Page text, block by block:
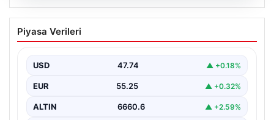
06.08.2026
MASAK’tan Ahbap Derneği raporu.
Hangi ünlü ne kadar bağış yaptı?
Bağışları ve Paranın Akibeti", "content": "Son dönemde
kamuoyunun…
Piyasa Verileri
USD 47.74 ▲ +0.18%
EUR 55.25 ▲ +0.32%
ALTIN 6660.6 ▲ +2.59%